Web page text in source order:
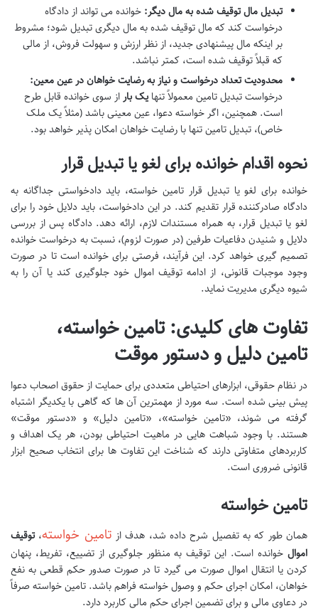
تبدیل مال توقیف شده به مال دیگر: خوانده می تواند از دادگاه
درخواست کند که مال توقیف شده به مال دیگری تبدیل شود؛ مشروط
بر اینکه مال پیشنهادی جدید، از نظر ارزش و سهولت فروش، از مالی
که قبلاً توقیف شده است، کمتر نباشد.
محدودیت تعداد درخواست و نیاز به رضایت خواهان در عین معین:
درخواست تبدیل تامین معمولاً تنها یک بار از سوی خوانده قابل طرح
است. همچنین، اگر خواسته دعوا، عین معینی باشد (مثلاً یک ملک
خاص)، تبدیل تامین تنها با رضایت خواهان امکان پذیر خواهد بود.
نحوه اقدام خوانده برای لغو یا تبدیل قرار
خوانده برای لغو یا تبدیل قرار تامین خواسته، باید دادخواستی جداگانه به
دادگاه صادرکننده قرار تقدیم کند. در این دادخواست، باید دلایل خود را برای
لغو یا تبدیل قرار، به همراه مستندات لازم، ارائه دهد. دادگاه پس از بررسی
دلایل و شنیدن دفاعیات طرفین (در صورت لزوم)، نسبت به درخواست خوانده
تصمیم گیری خواهد کرد. این فرآیند، فرصتی برای خوانده است تا در صورت
وجود موجبات قانونی، از ادامه توقیف اموال خود جلوگیری کند یا آن را به
شیوه دیگری مدیریت نماید.
تفاوت های کلیدی: تامین خواسته،
تامین دلیل و دستور موقت
در نظام حقوقی، ابزارهای احتیاطی متعددی برای حمایت از حقوق اصحاب دعوا
پیش بینی شده است. سه مورد از مهمترین آن ها که گاهی با یکدیگر اشتباه
گرفته می شوند، «تامین خواسته»، «تامین دلیل» و «دستور موقت»
هستند. با وجود شباهت هایی در ماهیت احتیاطی بودن، هر یک اهداف و
کاربردهای متفاوتی دارند که شناخت این تفاوت ها برای انتخاب صحیح ابزار
قانونی ضروری است.
تامین خواسته
همان طور که به تفصیل شرح داده شد، هدف از تامین خواسته،توقیف
اموال خوانده است. این توقیف به منظور جلوگیری از تضییع، تفریط، پنهان
کردن یا انتقال اموال صورت می گیرد تا در صورت صدور حکم قطعی به نفع
خواهان، امکان اجرای حکم و وصول خواسته فراهم باشد. تامین خواسته صرفاً
در دعاوی مالی و برای تضمین اجرای حکم مالی کاربرد دارد.